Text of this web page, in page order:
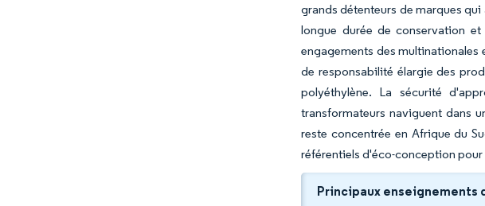
grands détenteurs de marques
longue durée de conservation
engagements des
de responsabilité élargie des
polyéthylène. La sécurité
transformateurs naviguent dans
reste concentrée en Afrique du
référentiels d'éco-conception pour
Principaux enseignements